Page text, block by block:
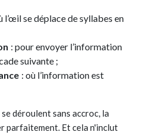
l’œil se déplace de syllabes en
: pour envoyer l’information
suivante ;
: où l’information est
déroulent sans accroc, la
parfaitement. Et cela n'inclut